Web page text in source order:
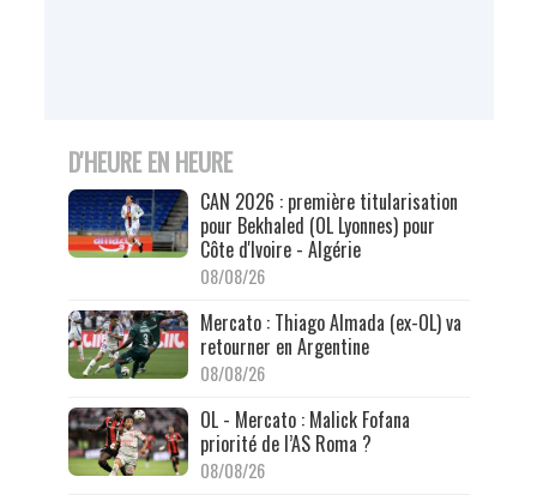
D'HEURE EN HEURE
CAN 2026 : première titularisation
pour Bekhaled (OL Lyonnes) pour
Côte d'Ivoire - Algérie
08/08/26
Mercato : Thiago Almada (ex-OL) va
retourner en Argentine
08/08/26
OL - Mercato : Malick Fofana
priorité de l’AS Roma ?
08/08/26